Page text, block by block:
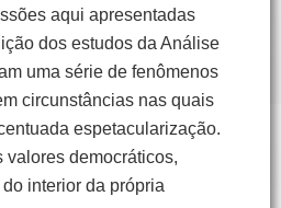
aqui apresentadas
dos estudos da Análise
uma série de fenômenos
circunstâncias nas quais
espetacularização.
valores democráticos,
interior da própria